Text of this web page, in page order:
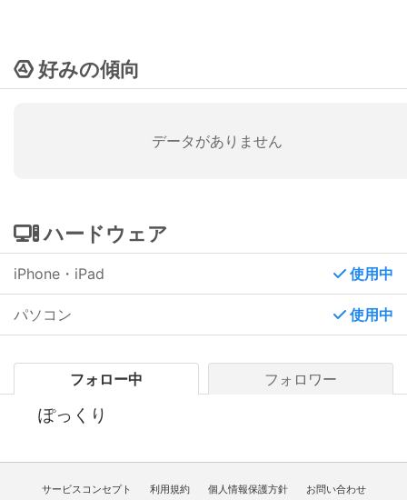
好みの傾向
データがありません
ハードウェア
iPhone・iPad 使用中
パソコン 使用中
フォロー中 フォロワー
ぽっくり
サービスコンセプト 利用規約 個人情報保護方針 お問い合わせ